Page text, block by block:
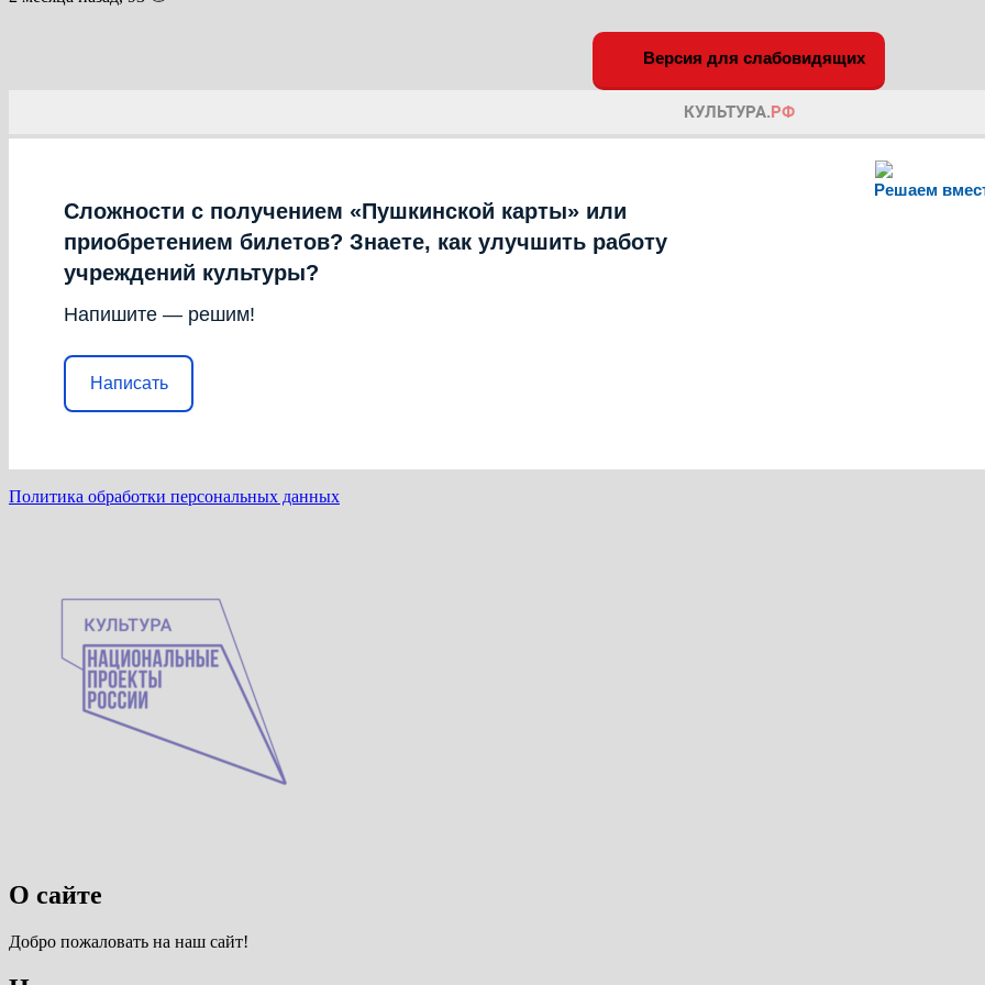
Версия для слабовидящих
Решаем
Сложности с получением «Пушкинской карты» или
приобретением билетов? Знаете, как улучшить работу
учреждений культуры?
Напишите — решим!
Написать
Политика обработки персональных данных
О сайте
Добро пожаловать на наш сайт!